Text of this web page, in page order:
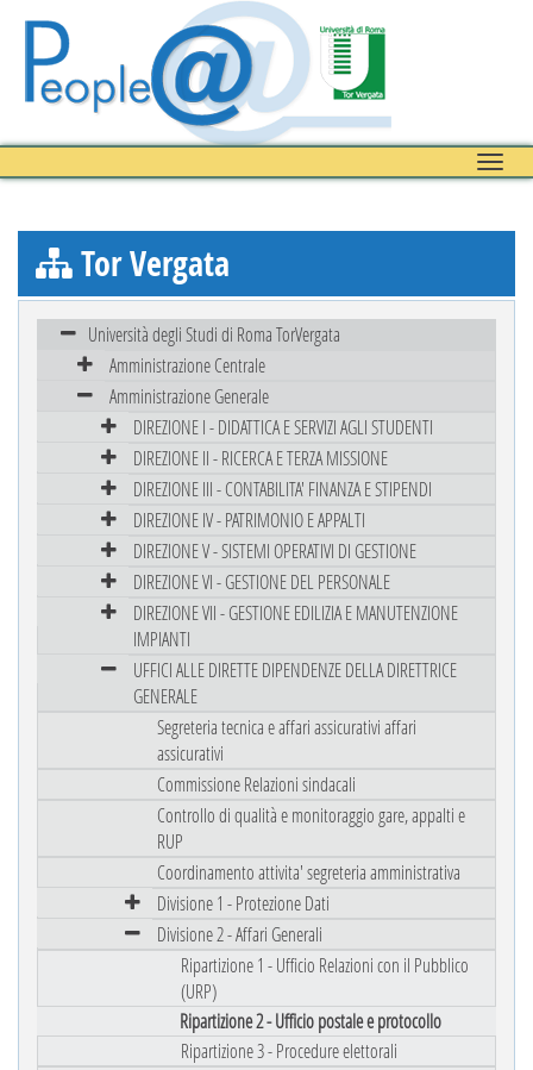
Toggle
Tor Vergata
Università degli Studi di Roma TorVergata
Amministrazione Centrale
Amministrazione Generale
DIREZIONE I - DIDATTICA E SERVIZI AGLI STUDENTI
DIREZIONE II - RICERCA E TERZA MISSIONE
DIREZIONE III - CONTABILITA' FINANZA E STIPENDI
DIREZIONE IV - PATRIMONIO E APPALTI
DIREZIONE V - SISTEMI OPERATIVI DI GESTIONE
DIREZIONE VI - GESTIONE DEL PERSONALE
DIREZIONE VII - GESTIONE EDILIZIA E MANUTENZIONE
IMPIANTI
UFFICI ALLE DIRETTE DIPENDENZE DELLA DIRETTRICE
GENERALE
Segreteria tecnica e affari assicurativi affari
assicurativi
Commissione Relazioni sindacali
Controllo di qualità e monitoraggio gare, appalti e
RUP
Coordinamento attivita' segreteria amministrativa
Divisione 1 - Protezione Dati
Divisione 2 - Affari Generali
Ripartizione 1 - Ufficio Relazioni con il Pubblico
(URP)
Ripartizione 2 - Ufficio postale e protocollo
Ripartizione 3 - Procedure elettorali